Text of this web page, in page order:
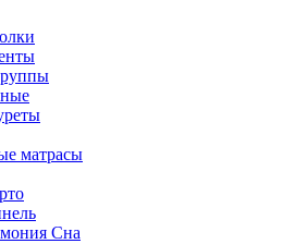
матрасы
Сна